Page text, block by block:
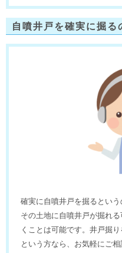
自噴井戸を確実に掘る
確実に自噴井戸を掘るとい
その土地に自噴井戸が掘れ
くことは可能です。井戸掘
という方なら、お気軽にご